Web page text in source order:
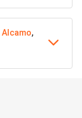
Alcamo,